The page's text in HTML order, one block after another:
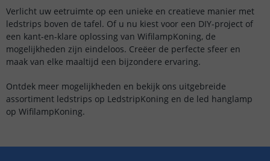
Verlicht uw eetruimte op een unieke en creatieve manier met
ledstrips boven de tafel. Of u nu kiest voor een DIY-project of
een kant-en-klare oplossing van WifilampKoning, de
mogelijkheden zijn eindeloos. Creëer de perfecte sfeer en
maak van elke maaltijd een bijzondere ervaring.
Ontdek meer mogelijkheden en bekijk ons uitgebreide
assortiment ledstrips op LedstripKoning en de led hanglamp
op WifilampKoning.